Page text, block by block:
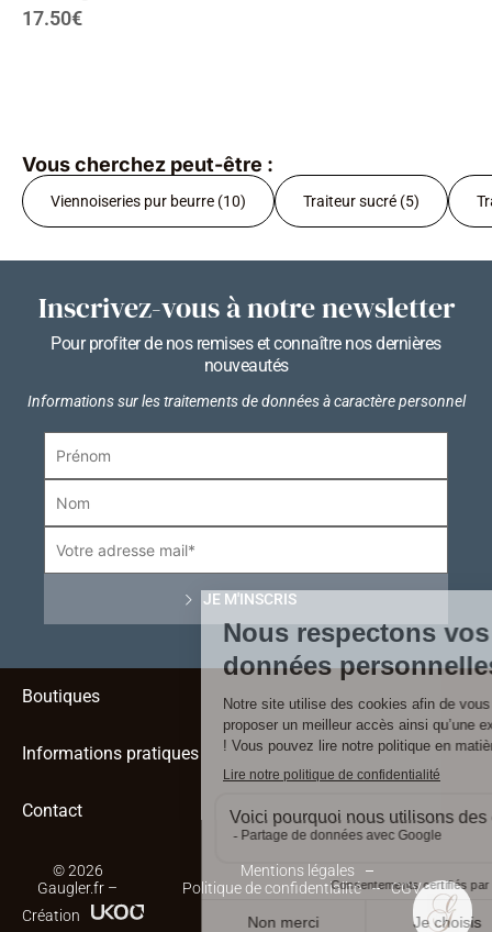
17.50€
Vous cherchez peut-être :
Viennoiseries pur beurre (10) Traiteur sucré (5)
Inscrivez-vous à notre newsletter
Pour profiter de nos remises et connaître nos dernières
nouveautés
Informations sur les traitements de données à caractère personnel
Boutiques
Informations pratiques
Contact
© 2026
Gaugler.fr –
Mentions légales
Politique de confidentialité
CGV
Création